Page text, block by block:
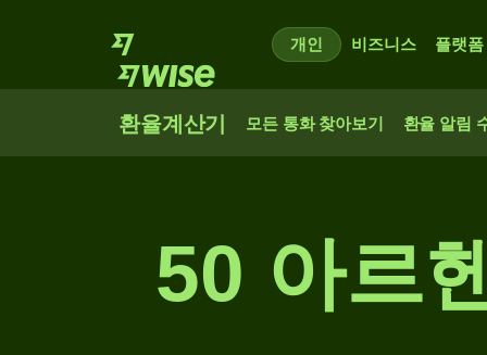
개인 비즈니스 플랫폼
환율계산기 모든 통화 찾아보기 환율 알림
50 아르